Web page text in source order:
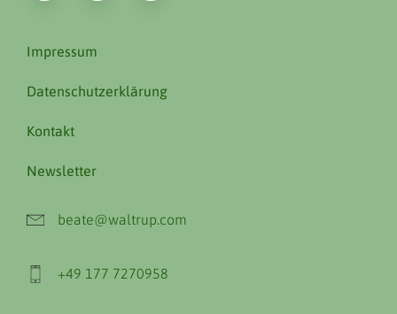
Impressum
Datenschutzerklärung
Kontakt
Newsletter
beate@waltrup.com
+49 177 7270958